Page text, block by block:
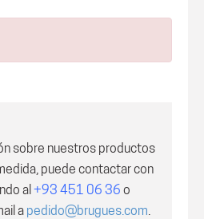
sobre nuestros productos
puede contactar con
al +93 451 06 36 o
a pedido@brugues.com.